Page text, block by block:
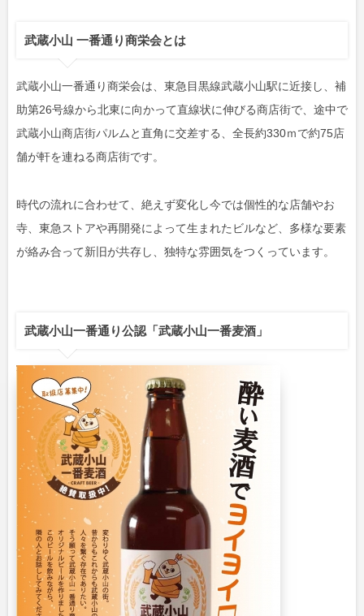
武蔵小山 一番通り商栄会とは
武蔵小山一番通り商栄会は、東急目黒線武蔵小山駅に近接し、補
助第26号線から北東に向かって直線状に伸びる商店街で、途中で
武蔵小山商店街パルムと直角に交差する、全長約330ｍで約75店
舗が軒を連ねる商店街です。
時代の流れに合わせて、絶えず変化し今では個性的な店舗やお
寺、東急ストアや再開発によって生まれたビルなど、多様な要素
が絡み合って新旧が共存し、独特な雰囲気をつくっています。
武蔵小山一番通り公認「武蔵小山一番麦酒」